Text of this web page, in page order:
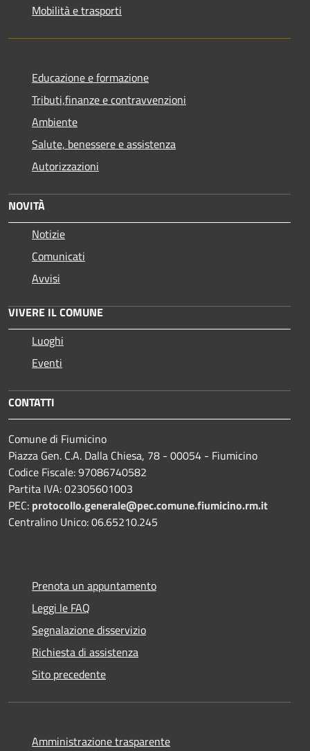
Mobilità e trasporti
Educazione e formazione
Tributi,finanze e contravvenzioni
Ambiente
Salute, benessere e assistenza
Autorizzazioni
NOVITÀ
Notizie
Comunicati
Avvisi
VIVERE IL COMUNE
Luoghi
Eventi
CONTATTI
Comune di Fiumicino
Piazza Gen. C.A. Dalla Chiesa, 78 - 00054 - Fiumicino
Codice Fiscale: 97086740582
Partita IVA: 02305601003
PEC: protocollo.generale@pec.comune.fiumicino.rm.it
Centralino Unico: 06.65210.245
Prenota un appuntamento
Leggi le FAQ
Segnalazione disservizio
Richiesta di assistenza
Sito precedente
Amministrazione trasparente